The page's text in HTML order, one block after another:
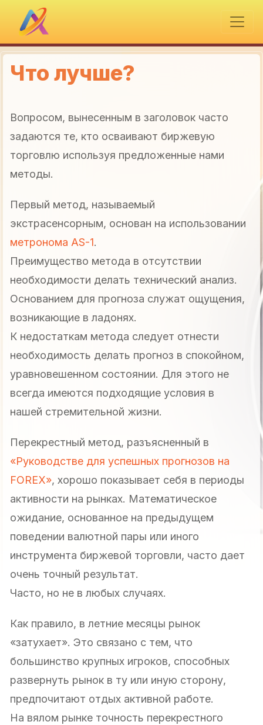
Что лучше?
Вопросом, вынесенным в заголовок часто
задаются те, кто осваивают биржевую
торговлю используя предложенные нами
методы.
Первый метод, называемый
экстрасенсорным, основан на использовании
метронома AS-1.
Преимущество метода в отсутствии
необходимости делать технический анализ.
Основанием для прогноза служат ощущения,
возникающие в ладонях.
К недостаткам метода следует отнести
необходимость делать прогноз в спокойном,
уравновешенном состоянии. Для этого не
всегда имеются подходящие условия в
нашей стремительной жизни.
Перекрестный метод, разъясненный в
«Руководстве для успешных прогнозов на
FOREX», хорошо показывает себя в периоды
активности на рынках. Математическое
ожидание, основанное на предыдущем
поведении валютной пары или иного
инструмента биржевой торговли, часто дает
очень точный результат.
Часто, но не в любых случаях.
Как правило, в летние месяцы рынок
«затухает». Это связано с тем, что
большинство крупных игроков, способных
развернуть рынок в ту или иную сторону,
предпочитают отдых активной работе.
На вялом рынке точность перекрестного